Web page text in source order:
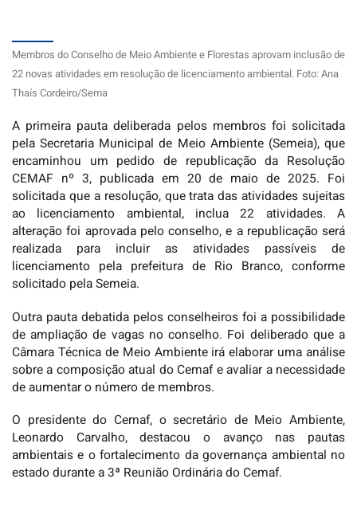
Membros do Conselho de Meio Ambiente e Florestas aprovam inclusão de
22 novas atividades em resolução de licenciamento ambiental. Foto: Ana
Thaís Cordeiro/Sema
A primeira pauta deliberada pelos membros foi solicitada
pela Secretaria Municipal de Meio Ambiente (Semeia), que
encaminhou um pedido de republicação da Resolução
CEMAF nº 3, publicada em 20 de maio de 2025. Foi
solicitada que a resolução, que trata das atividades sujeitas
ao licenciamento ambiental, inclua 22 atividades. A
alteração foi aprovada pelo conselho, e a republicação será
realizada para incluir as atividades passíveis de
licenciamento pela prefeitura de Rio Branco, conforme
solicitado pela Semeia.
Outra pauta debatida pelos conselheiros foi a possibilidade
de ampliação de vagas no conselho. Foi deliberado que a
Câmara Técnica de Meio Ambiente irá elaborar uma análise
sobre a composição atual do Cemaf e avaliar a necessidade
de aumentar o número de membros.
O presidente do Cemaf, o secretário de Meio Ambiente,
Leonardo Carvalho, destacou o avanço nas pautas
ambientais e o fortalecimento da governança ambiental no
estado durante a 3ª Reunião Ordinária do Cemaf.